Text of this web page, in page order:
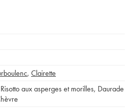
, Clairette
Risotto aux asperges et morilles, Daurade